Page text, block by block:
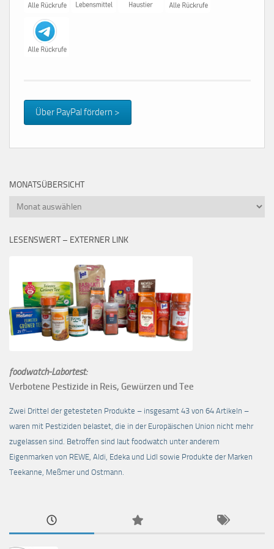
Über PayPal fördern >
MONATSÜBERSICHT
Monatsübersicht
LESENSWERT – EXTERNER LINK
foodwatch-Labortest:
Verbotene Pestizide in Reis, Gewürzen und Tee
Zwei Drittel der getesteten Produkte – insgesamt 43 von 64 Artikeln –
waren mit Pestiziden belastet, die in der Europäischen Union nicht mehr
zugelassen sind. Betroffen sind laut foodwatch unter anderem
Eigenmarken von REWE, Aldi, Edeka und Lidl sowie Produkte der Marken
Teekanne, Meßmer und Ostmann.